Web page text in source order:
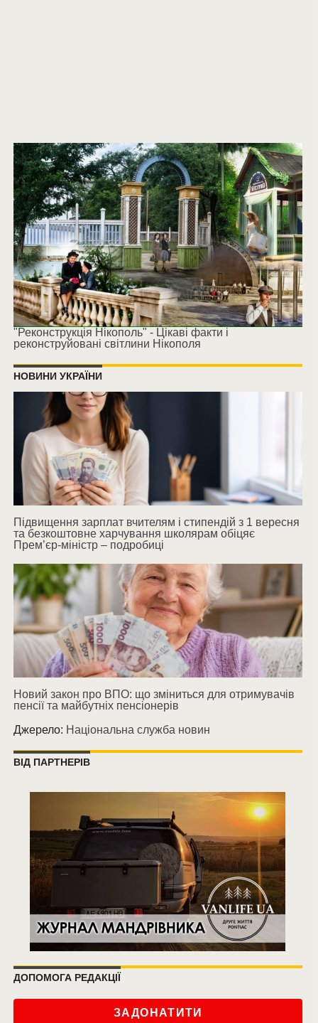
"Реконструкція Нікополь" - Цікаві факти і
реконструйовані світлини Нікополя
НОВИНИ УКРАЇНИ
Підвищення зарплат вчителям і стипендій з 1 вересня
та безкоштовне харчування школярам обіцяє
Прем’єр-міністр – подробиці
Новий закон про ВПО: що зміниться для отримувачів
пенсії та майбутніх пенсіонерів
Джерело: Національна служба новин
ВІД ПАРТНЕРІВ
ДОПОМОГА РЕДАКЦІЇ
ЗАДОНАТИТИ